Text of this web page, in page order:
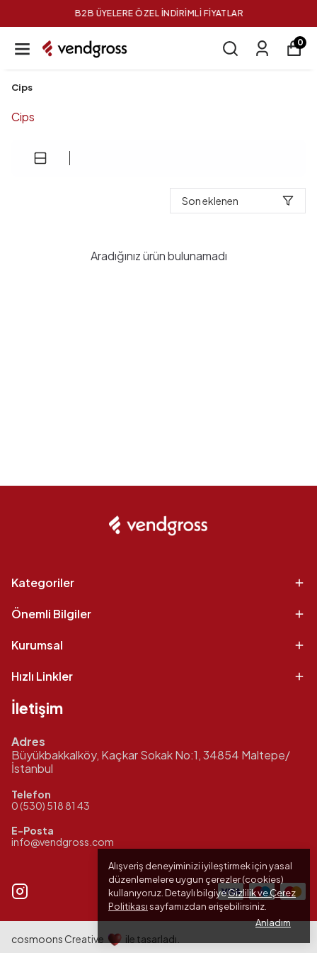
B2B ÜYELERE ÖZEL İNDİRİMLİ FİYATLAR
0
Alışveriş deneyiminizi iyileştirmek için yasal
düzenlemelere uygun çerezler (cookies)
kullanıyoruz. Detaylı bilgiyeGizlilik ve Çerez
Politikasısayfamızdan erişebilirsiniz.
Anladım
Cips
Cips
Son eklenen
Aradığınız ürün bulunamadı
Kategoriler
Önemli Bilgiler
Kurumsal
Hızlı Linkler
İletişim
Adres
Büyükbakkalköy, Kaçkar Sokak No:1, 34854 Maltepe/
İstanbul
Telefon
0 (530) 518 81 43
E-Posta
info@vendgross.com
cosmoons Creative ile tasarladı.